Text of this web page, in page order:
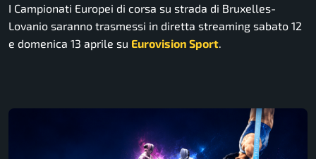
I Campionati Europei di corsa su strada di Bruxelles-
Lovanio saranno trasmessi in diretta streaming sabato 12
e domenica 13 aprile su Eurovision Sport